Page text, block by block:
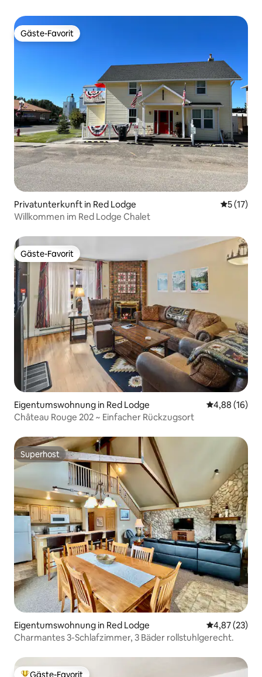
Gäste-Favorit
Gäste-Favorit
Privatunterkunft in Red Lodge
5 (17)
Willkommen im Red Lodge Chalet
Gäste-Favorit
Gäste-Favorit
Eigentumswohnung in Red Lodge
4,88 (16)
Château Rouge 202 ~ Einfacher Rückzugsort
Superhost
Superhost
Eigentumswohnung in Red Lodge
4,87 (23)
Charmantes 3-Schlafzimmer, 3 Bäder rollstuhlgerecht.